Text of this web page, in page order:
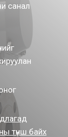
санал
түнш байх